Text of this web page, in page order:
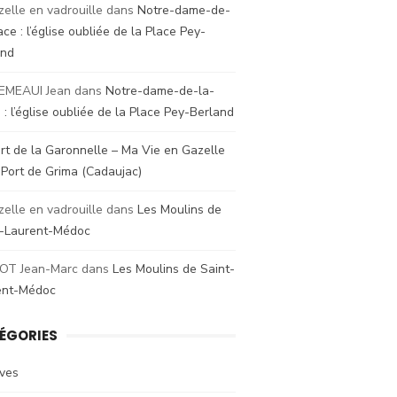
en vadrouille dans Notre-dame-de-
: l’église oubliée de la Place Pey-
Jean dans Notre-dame-de-la-
: l’église oubliée de la Place Pey-Berland
de la Garonnelle – Ma Vie en Gazelle
Port de Grima (Cadaujac)
en vadrouille dans Les Moulins de
Laurent-Médoc
Jean-Marc dans Les Moulins de Saint-
Médoc